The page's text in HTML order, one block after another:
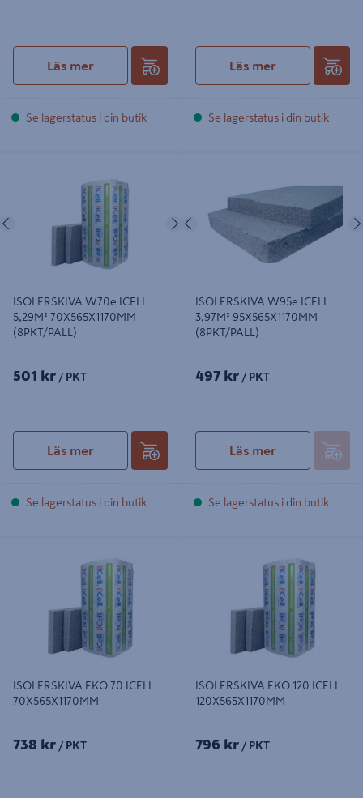
Läs mer
Se lagerstatus i din butik
Läs mer
Se lagerstatus i din butik
Nästa
ISOLERSKIVA W70e ICELL
5,29M² 70X565X1170MM
(8PKT/PALL)
501 kr / PKT
Läs mer
Se lagerstatus i din butik
Föregående
ISOLERSKIVA W95e ICELL
3,97M² 95X565X1170MM
(8PKT/PALL)
497 kr / PKT
Läs mer
Se lagerstatus i din butik
ISOLERSKIVA EKO 70 ICELL
70X565X1170MM
738 kr / PKT
120X565X1170MM
ISOLERSKIVA EKO 120 ICELL
120X565X1170MM
796 kr / PKT